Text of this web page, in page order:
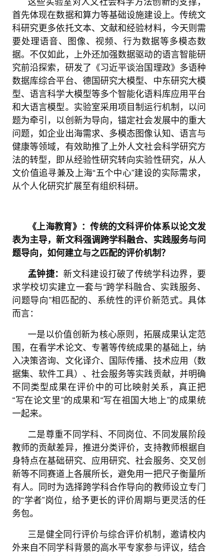
首先体现在数据和算力等基础设施建设上。传统文
科研究更多依托文本、文献和经验材料，今天则需
要处理语音、图像、视频、行为数据等多模态数
据。不仅如此，上外还加强数据驱动的语言智能研
究前沿探索，研发了《习近平谈治国理政》多语种
数据库综合平台、德国研究大模型、中东研究大模
型、语言科学大模型等多个智能化语料库应用平台
和大语言模型。实验室采用项目制运行机制，以问
题为牵引，以创新为导向，锚定社会发展中的重大
问题，如企业出海需求、多模态图像认知、语言与
健康等领域，有效助推了上外人文社会科学研究方
法的转型，即从经验性研究转向实验性研究，从人
文价值追寻兼及上海“五个中心”建设的实际需求，
从个人化研究扩展至有组织科研。
《上海教育》：传统的文科评价体系以论文发
表为主导，新文科强调跨学科融合、实践服务与问
题导向，如何建立与之匹配的评价机制？
孟钟捷：新文科建设打破了传统学科边界，要
求学校切实建立一套与“跨学科融合、实践服务、
问题导向”相匹配的、系统性的评价新范式。具体
而言：
一是以价值创新为核心原则，拓展成果认定范
围，在看学术论文、专著等传统成果的基础上，纳
入决策咨询、文化译介、国际传播、技术应用（数
据集、软件工具）、社会服务等实践贡献，并明确
不同类型成果在评价中的可比映射关系，真正把
“写在论文里”的成果和“写在祖国大地上”的成果统
一起来。
二是尊重不同学科、不同岗位、不同发展阶段
教师的贡献差异，推进分类评价，支持教师根据自
身特点在基础研究、应用研究、社会服务、交叉创
新等不同赛道上各展所长，避免用一把尺子衡量所
有人。同时为选择跨学科合作导向的教师设立专门
的“学者”岗位，给予更长的评价周期与更灵活的任
务包。
三是健全同行评价与综合评价机制，邀请校内
外来自不同学科背景的高水平专家参与评议，结合